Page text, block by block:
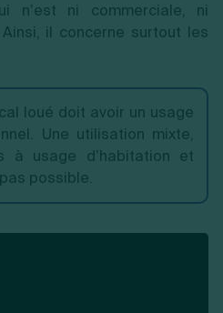
n’est ni commerciale, ni
il concerne surtout les
loué doit avoir un usage
Une utilisation mixte,
à usage d’habitation et
possible.